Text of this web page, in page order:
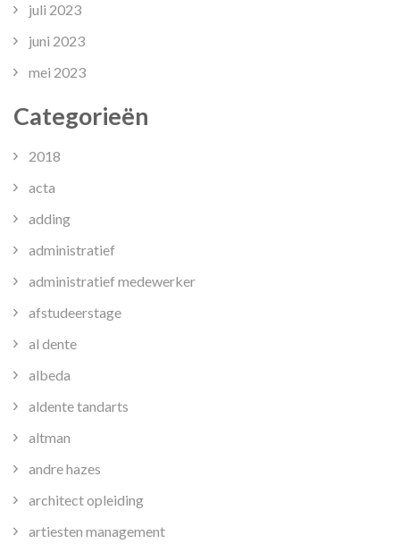
juli 2023
juni 2023
mei 2023
Categorieën
2018
acta
adding
administratief
administratief medewerker
afstudeerstage
al dente
albeda
aldente tandarts
altman
andre hazes
architect opleiding
artiesten management